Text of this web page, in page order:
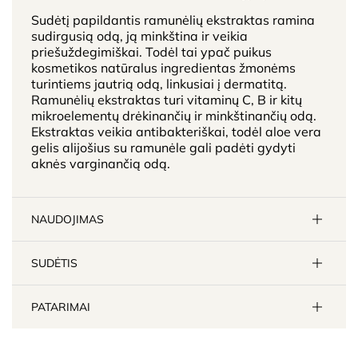
Sudėtį papildantis ramunėlių ekstraktas ramina
sudirgusią odą, ją minkština ir veikia
priešuždegimiškai. Todėl tai ypač puikus
kosmetikos natūralus ingredientas žmonėms
turintiems jautrią odą, linkusiai į dermatitą.
Ramunėlių ekstraktas turi vitaminų C, B ir kitų
mikroelementų drėkinančių ir minkštinančių odą.
Ekstraktas veikia antibakteriškai, todėl aloe vera
gelis alijošius su ramunėle gali padėti gydyti
aknės varginančią odą.
NAUDOJIMAS
SUDĖTIS
PATARIMAI